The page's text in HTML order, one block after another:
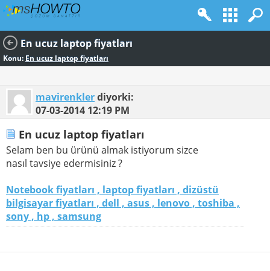
En ucuz laptop fiyatları
Konu: En ucuz laptop fiyatları
mavirenklerdiyorki:
07-03-2014 12:19 PM
En ucuz laptop fiyatları
Selam ben bu ürünü almak istiyorum sizce
nasıl tavsiye edermisiniz ?
Notebook fiyatları , laptop fiyatları , dizüstü
bilgisayar fiyatları , dell , asus , lenovo , toshiba ,
sony , hp , samsung